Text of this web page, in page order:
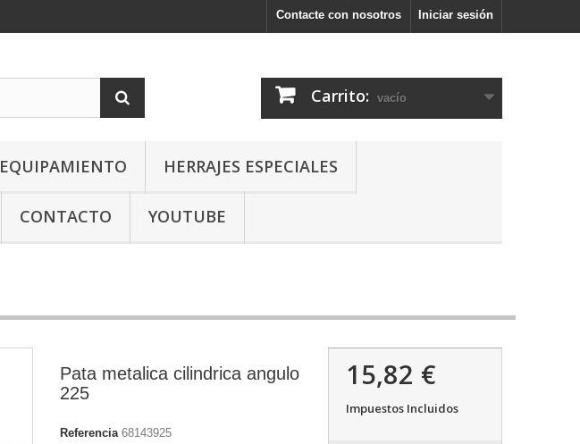
Iniciar sesión
Contacte con nosotros
Carrito: vacío
EQUIPAMIENTO HERRAJES ESPECIALES
CONTACTO YOUTUBE
Pata metalica cilindrica angulo
225
Referencia 68143925
15,82 €
Impuestos Incluidos